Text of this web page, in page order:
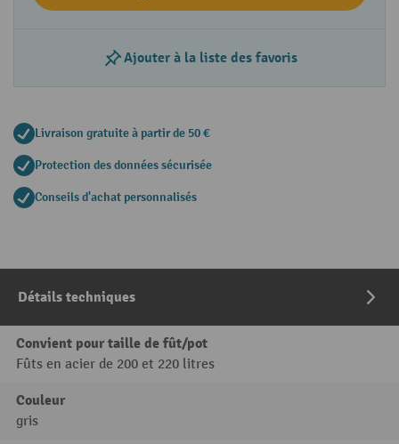
Ajouter à la liste des favoris
Livraison gratuite à partir de 50 €
Protection des données sécurisée
Conseils d'achat personnalisés
Détails techniques
Convient pour taille de fût/pot
Fûts en acier de 200 et 220 litres
Couleur
gris